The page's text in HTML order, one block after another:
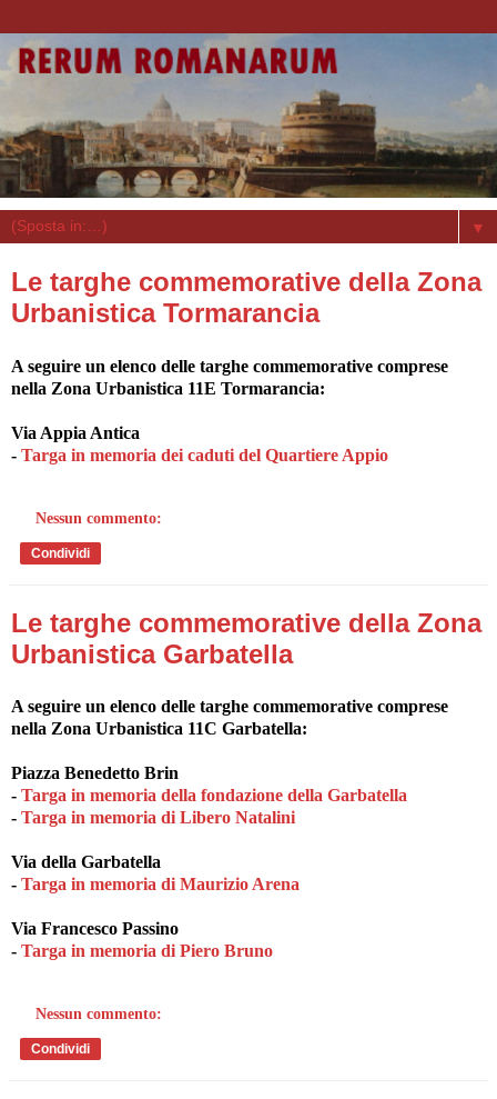
▼
Le targhe commemorative della Zona
Urbanistica Tormarancia
A seguire un elenco delle targhe commemorative comprese
nella Zona Urbanistica 11E Tormarancia:
Via Appia Antica
- Targa in memoria dei caduti del Quartiere Appio
Nessun commento:
Condividi
Le targhe commemorative della Zona
Urbanistica Garbatella
A seguire un elenco delle targhe commemorative comprese
nella Zona Urbanistica 11C Garbatella:
Piazza Benedetto Brin
- Targa in memoria della fondazione della Garbatella
- Targa in memoria di Libero Natalini
Via della Garbatella
- Targa in memoria di Maurizio Arena
Via Francesco Passino
- Targa in memoria di Piero Bruno
Nessun commento:
Condividi